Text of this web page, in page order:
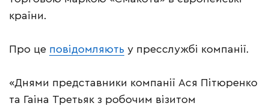
країни.
Про це повідомляють у пресслужбі компанії.
«Днями представники компанії Ася Пітюренко
та Гаіна Третьяк з робочим візитом